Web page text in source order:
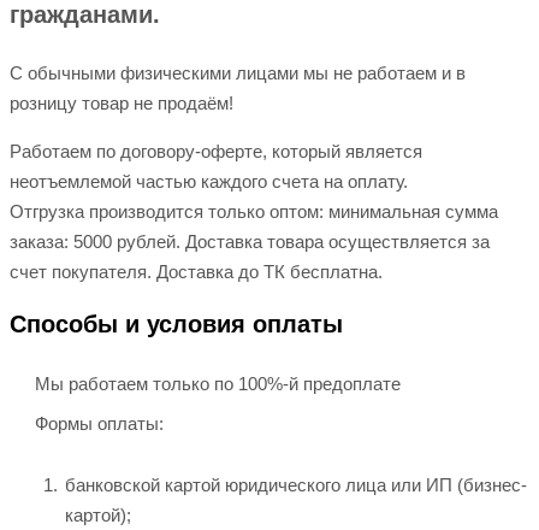
гражданами.
С обычными физическими лицами мы не работаем и в
розницу товар не продаём!
Работаем по договору-оферте, который является
неотъемлемой частью каждого счета на оплату.
Отгрузка производится только оптом: минимальная сумма
заказа: 5000 рублей. Доставка товара осуществляется за
счет покупателя. Доставка до ТК бесплатна.
Способы и условия оплаты
Мы работаем только по 100%-й предоплате
Формы оплаты:
банковской картой юридического лица или ИП (бизнес-
картой);